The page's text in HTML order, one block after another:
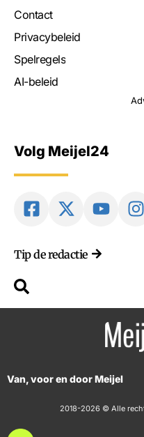
Contact
Privacybeleid
Spelregels
AI-beleid
Volg Meijel24
Tip de redactie
Van, voor en door Meijel
2018-2026 © Alle